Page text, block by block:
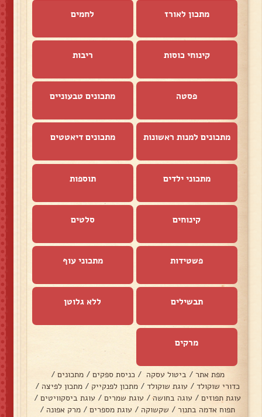
מתכון לאורז לחמים
קינוחי כוסות ריבות
פסטה מתכונים טבעוניים
מתכונים למנות ראשונות מתכונים דיאטטים
מתכוני ילדים תוספות
קינוחים סלטים
פשטידות מתכוני עוף
תבשילים ללא גלוטן
מרקים
מפת אתר / ביטול עסקה / כניסת ספקים / מתכונים /
כדורי שוקולד / עוגת שוקולד / מתכון לפנקייק / מתכון לפיצה /
עוגת תפוזים / עוגה בחושה / עוגת שמרים / עוגת ביסקוויטים /
תפוח אדמה בתנור / שקשוקה / עוגת מספרים / מרק אפונה /